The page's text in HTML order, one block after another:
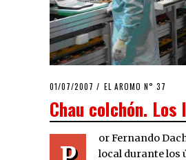
POSTED
01/07/2007 23/03/2020
EL AROMO N° 37
Chau colchón.
or Fernando
local durante los